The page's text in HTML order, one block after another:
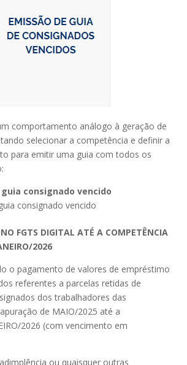
comportamento análogo à geração de
selecionar a competência e definir a
para emitir uma guia com todos os
consignado vencido
FGTS DIGITAL ATÉ A COMPETÊNCIA
2026
o pagamento de valores de empréstimo
referentes a parcelas retidas de
dos trabalhadores das
de MAIO/2025 até a
2026 (com vencimento em
ou quaisquer outras